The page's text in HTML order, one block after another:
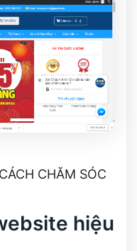
CÁCH CHĂM SÓC
hiệu